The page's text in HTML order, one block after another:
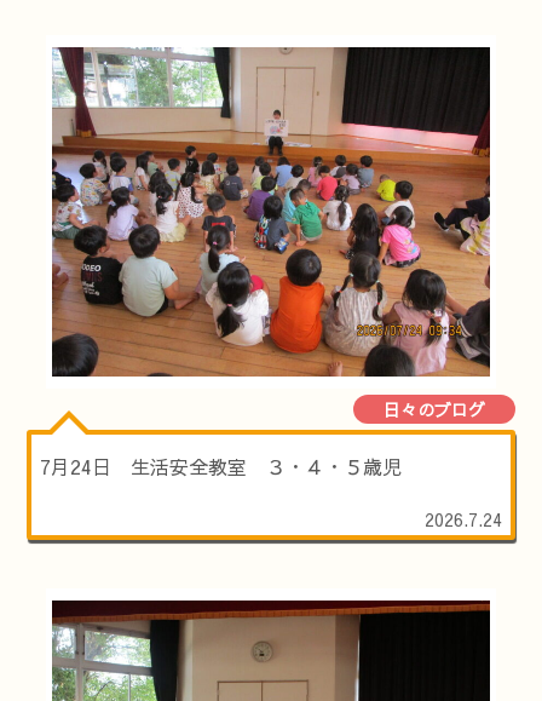
日々のブログ
7月24日 生活安全教室 ３・４・５歳児
2026.7.24